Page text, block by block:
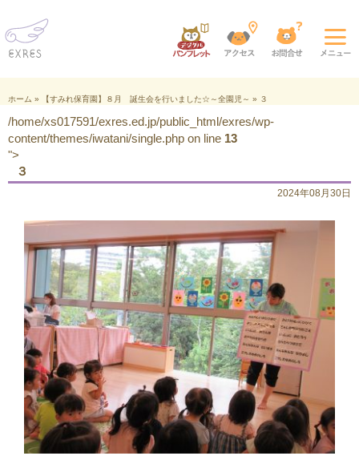
ホーム » 【すみれ保育園】８月 誕生会を行いました☆～全園児～ » ３
/home/xs017591/exres.ed.jp/public_html/exres/wp-
content/themes/iwatani/single.php on line 13
">
３
2024年08月30日